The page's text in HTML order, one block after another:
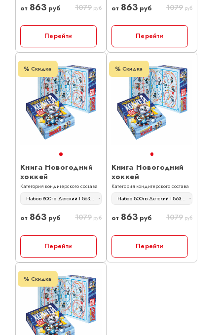
от 863 руб 1079 руб
Перейти
от 863руб 1079 руб
Перейти
Скидка
Книга Новогодний
хоккей
Категория кондитерского состава
Набор 800гр Детский | 863 руб
от 863 руб 1079 руб
Перейти
Скидка
Книга Новогодний
хоккей
Категория кондитерского состава
Набор 800гр Детский | 863 руб
от 863руб 1079 руб
Перейти
Скидка